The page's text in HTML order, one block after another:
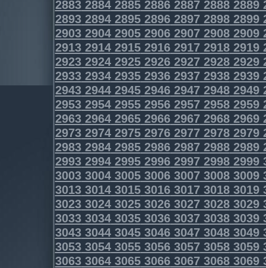
2883288428852886288728882889
2893289428952896289728982899
2903290429052906290729082909
2913291429152916291729182919
2923292429252926292729282929
2933293429352936293729382939
2943294429452946294729482949
2953295429552956295729582959
2963296429652966296729682969
2973297429752976297729782979
2983298429852986298729882989
2993299429952996299729982999
3003300430053006300730083009
3013301430153016301730183019
3023302430253026302730283029
3033303430353036303730383039
3043304430453046304730483049
3053305430553056305730583059
3063306430653066306730683069